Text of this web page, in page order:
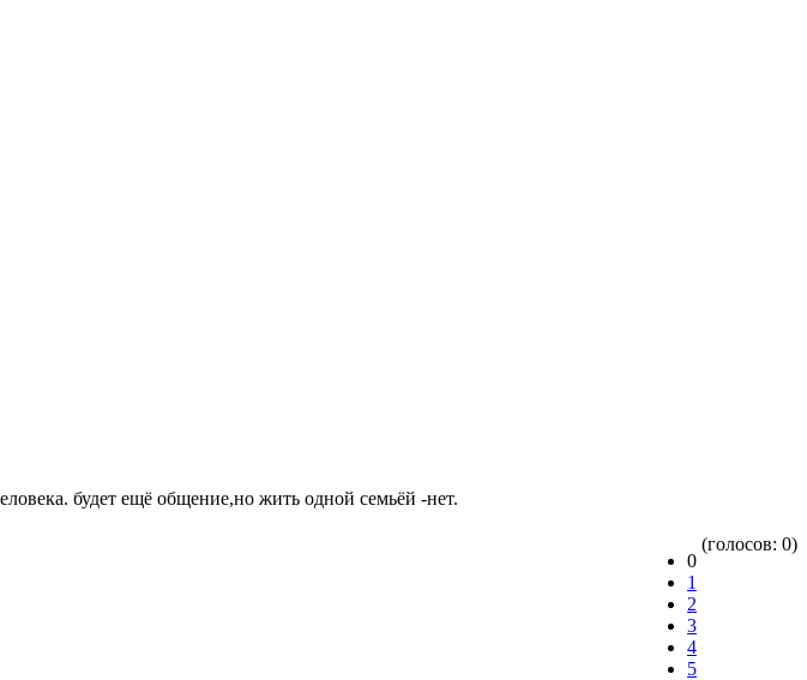
будет ещё общение,но жить одной семьёй -нет.
0
1
2
3
4
5
(голосов: 0)